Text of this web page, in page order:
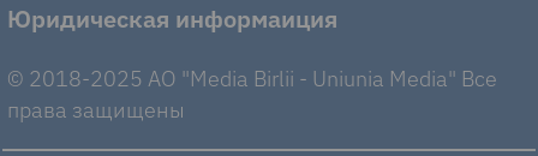
Юридическая информаиция
© 2018-2025 AO "Media Birlii - Uniunia Media" Все
права защищены